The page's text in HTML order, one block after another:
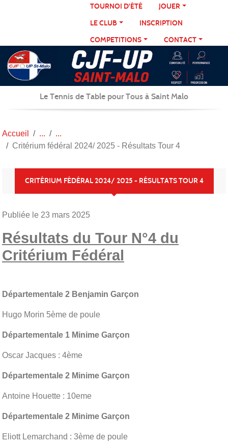
TOURNOI D'ÉTÉ
JOUER
LE CLUB
INSCRIPTION
COMPETITIONS
CONTACT
Le Tennis de Table pour Tous à Saint Malo
Accueil
Critérium fédéral 2024/ 2025 - Résultats Tour 4
CRITÉRIUM FÉDÉRAL 2024/ 2025 - RÉSULTATS TOUR 4
Publiée le 23 mars 2025
Résultats du Tour N°4 du
Critérium Fédéral
Départementale 2 Benjamin Garçon
Hugo Morin 5ème de poule
Départementale 1 Minime Garçon
Oscar Jacques : 4ème
Départementale 2 Minime Garçon
Antoine Houette : 10eme
Départementale 2 Minime Garçon
Eliott Lemarchand : 3ème de poule
Panneau de gestion des cookies